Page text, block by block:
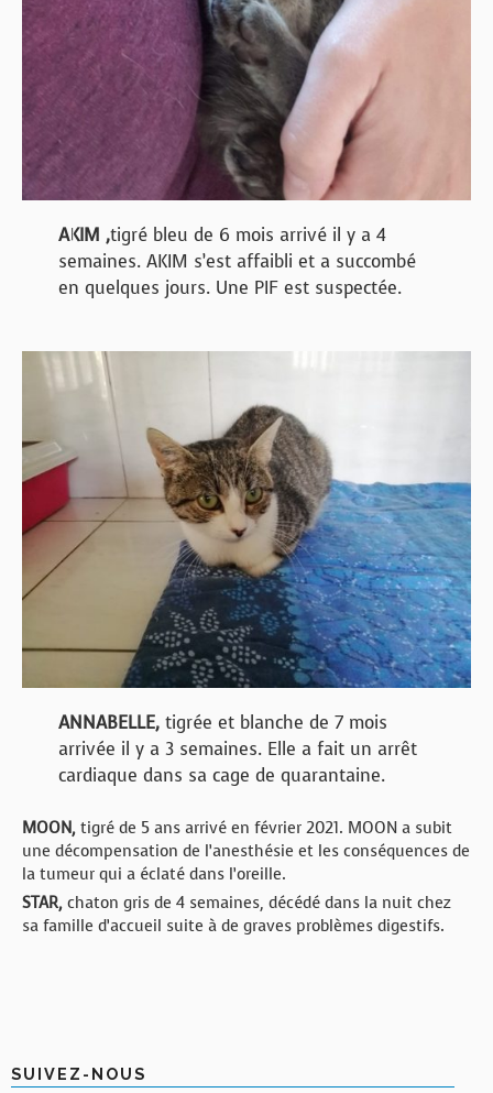
AKIM ,tigré bleu de 6 mois arrivé il y a 4
semaines. AKIM s’est affaibli et a succombé
en quelques jours. Une PIF est suspectée.
ANNABELLE, tigrée et blanche de 7 mois
arrivée il y a 3 semaines. Elle a fait un arrêt
cardiaque dans sa cage de quarantaine.
MOON, tigré de 5 ans arrivé en février 2021. MOON a subit
une décompensation de l’anesthésie et les conséquences de
la tumeur qui a éclaté dans l’oreille.
STAR, chaton gris de 4 semaines, décédé dans la nuit chez
sa famille d’accueil suite à de graves problèmes digestifs.
SUIVEZ-NOUS